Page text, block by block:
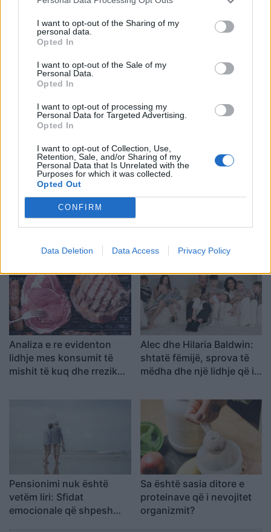
I want to opt-out of the Sharing of my
personal data.
Opted In
I want to opt-out of the Sale of my
Personal Data.
Opted In
I want to opt-out of processing my
Personal Data for Targeted Advertising.
Opted In
I want to opt-out of Collection, Use,
Retention, Sale, and/or Sharing of my
Personal Data that Is Unrelated with the
Purposes for which it was collected.
Opted Out
CONFIRM
Data Deletion Data Access Privacy Policy
Si e ul stresin Bill Gates?
Dy ritualet e mbrëmjes që
shpenzim
Dera e dhomës së fëmijës,
Horoskopi 9 Gusht 2026/
Çfarë kanë rezervuar yjet
Analiza e re evidenton
lidhje mes konsumit të
mishit të kuq dhe rrezikut
Alec dhe Hilaria Baldwin:
shtatë fëmijë, sprova të
mëdha dhe një lidhje që i
Pensionimi nuk është
vetëm liri: Sfidat
emocionale që shpesh
Sa është sasia ditore e
proteinave që i nevojitet
organizmit?